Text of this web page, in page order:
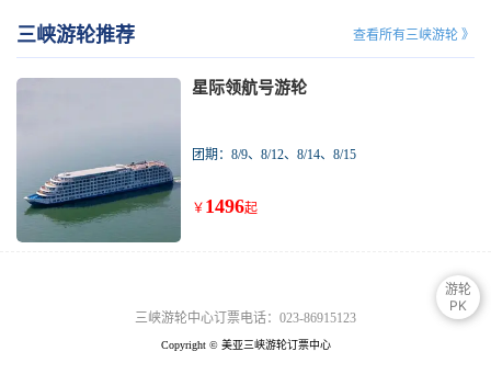
三峡游轮推荐 查看所有三峡游轮 》
星际领航号游轮
团期：8/9、8/12、8/14、8/15
￥ 1496起
三峡游轮中心订票电话：023-86915123
Copyright © 美亚三峡游轮订票中心
游轮
PK